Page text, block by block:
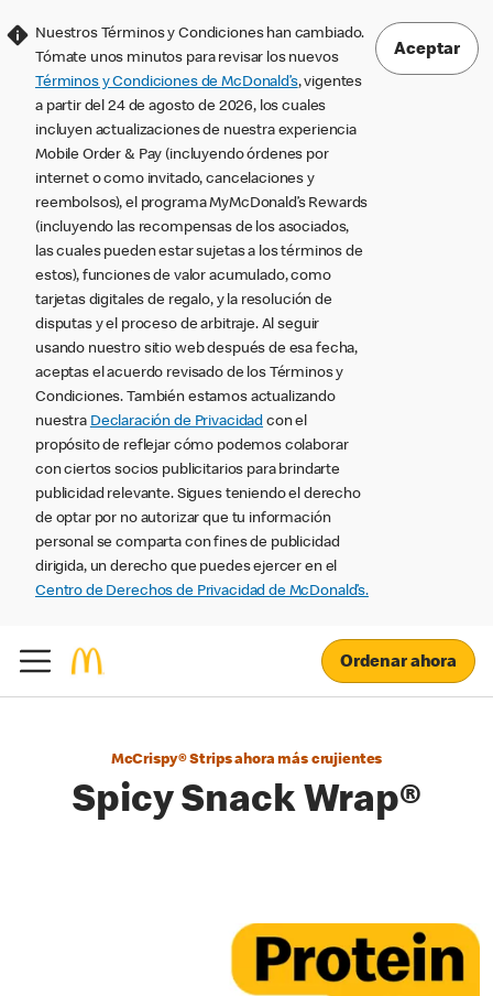
Nuestros Términos y Condiciones han cambiado.
Tómate unos minutos para revisar los nuevos
Términos y Condiciones de McDonald’s, vigentes
a partir del 24 de agosto de 2026, los cuales
incluyen actualizaciones de nuestra experiencia
Mobile Order & Pay (incluyendo órdenes por
internet o como invitado, cancelaciones y
reembolsos), el programa MyMcDonald’s Rewards
(incluyendo las recompensas de los asociados,
las cuales pueden estar sujetas a los términos de
estos), funciones de valor acumulado, como
tarjetas digitales de regalo, y la resolución de
disputas y el proceso de arbitraje. Al seguir
usando nuestro sitio web después de esa fecha,
aceptas el acuerdo revisado de los Términos y
Condiciones. También estamos actualizando
nuestra Declaración de Privacidad con el
propósito de reflejar cómo podemos colaborar
con ciertos socios publicitarios para brindarte
publicidad relevante. Sigues teniendo el derecho
de optar por no autorizar que tu información
personal se comparta con fines de publicidad
dirigida, un derecho que puedes ejercer en el
Centro de Derechos de Privacidad de McDonald’s.
Aceptar
Ordenar ahora
McCrispy® Strips ahora más crujientes
Spicy Snack Wrap®